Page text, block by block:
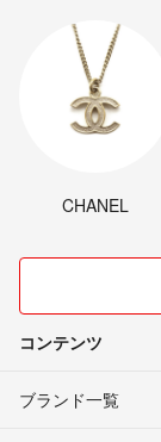
CHANEL
コンテンツ
ブランド一覧